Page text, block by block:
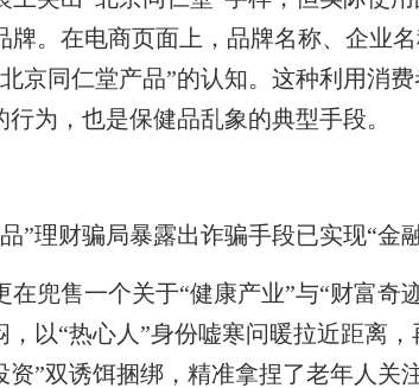
牌。在电商页面上，品牌名称、企业
京同仁堂产品”的认知。这种利用消
为，也是保健品乱象的典型手段。
财骗局暴露出诈骗手段已实现“金融
售一个关于“健康产业”与“财富奇
，以“热心人”身份嘘寒问暖拉近距离
资”双诱饵捆绑，精准拿捏了老年人关